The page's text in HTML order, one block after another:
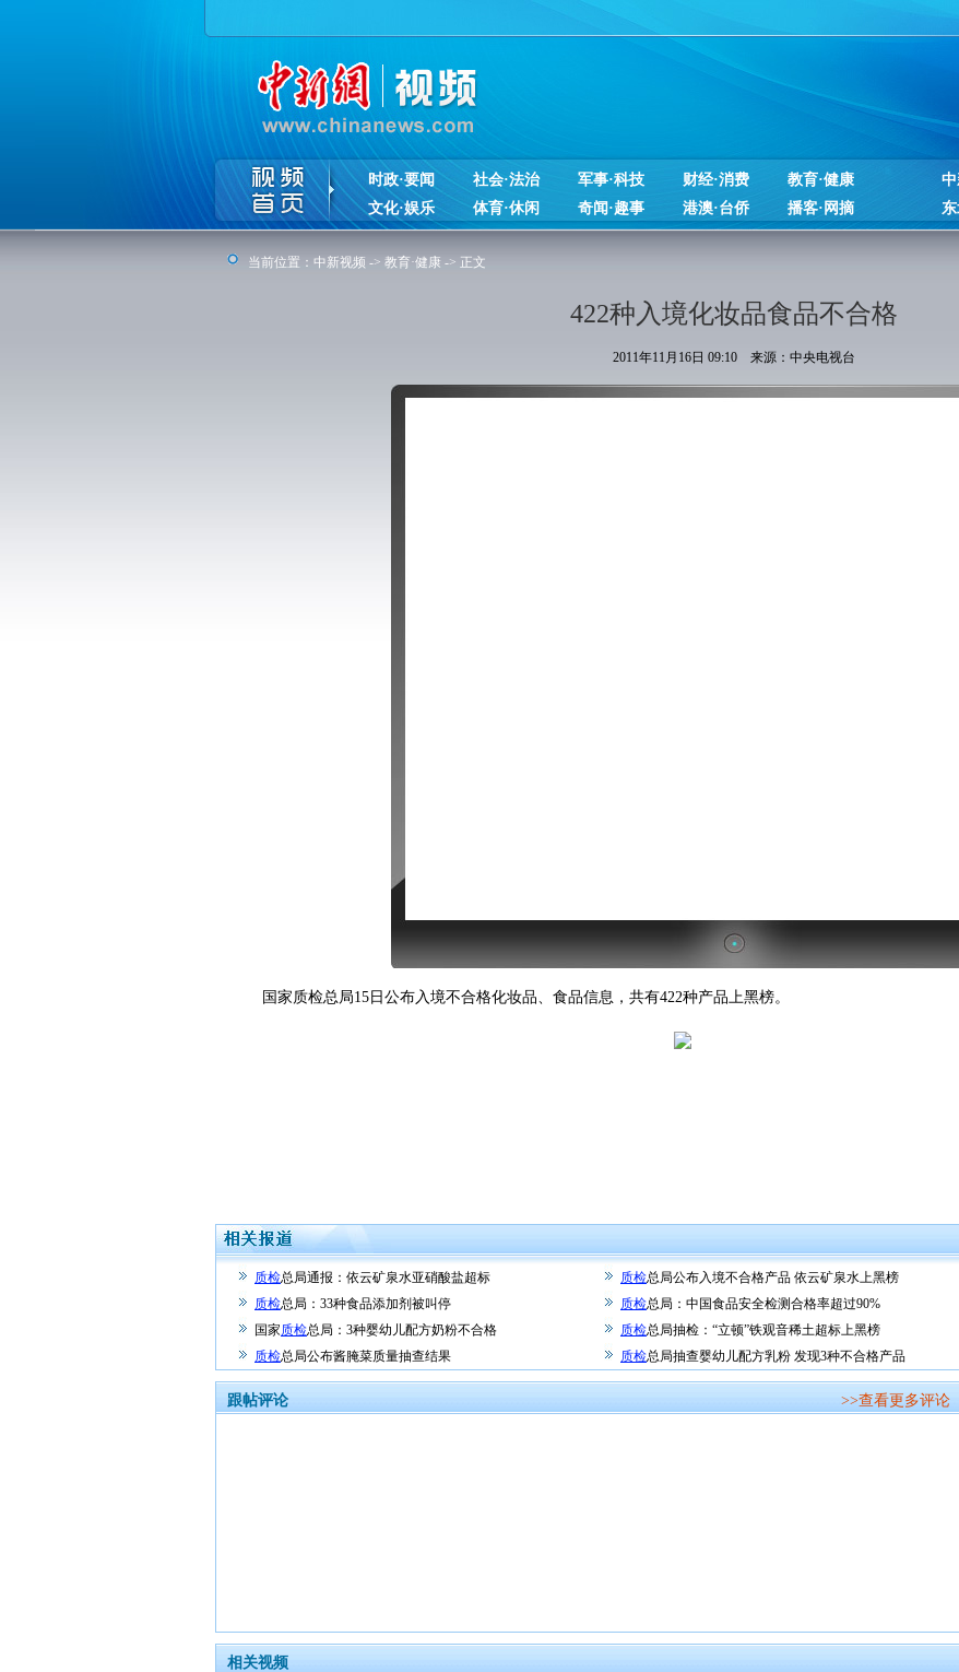
时政·要闻 社会·法治 军事·科技 财经·消费
教育·健康
文化·娱乐
体育·休闲 奇闻·趣事 港澳·台侨 播客·网摘
当前位置： 中新视频 -> 教育·健康 -> 正文
422种入境化妆品食品不合格
2011年11月16日 09:10 来源：中央电视台
国家质检总局15日公布入境不合格化妆品、食品信息，共有422种产品上黑榜。
质检总局通报：依云矿泉水亚硝酸盐超标 质检总局公布入境不合格产品 依云矿泉水上黑榜
质检总局：33种食品添加剂被叫停 质检总局：中国食品安全检测合格率超过90%
国家质检总局：3种婴幼儿配方奶粉不合格 质检总局抽检：“立顿”铁观音稀土超标上黑榜
质检总局公布酱腌菜质量抽查结果 质检总局抽查婴幼儿配方乳粉 发现3种不合格产品
跟帖评论 >>查看更多评论
相关视频